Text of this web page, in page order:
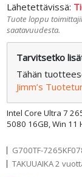
Intel Core Ultra 7
5080 16GB, Win 11
Lähetettävissä:
Tuote loppu
saatavuudesta.
Tarvitsetko
Tähän
Jimm’s
G700TF-
TAKUUAIKA 2